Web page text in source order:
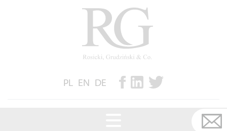
PL EN DE
listopad 2018
Senat przyjął nowelizację ustawy o rybołówstwie
poprawek ustawę z dnia 9 listopada 2018 r. o zmianie
ustawy o rybołówstwie morskim oraz niektórych
Nowelizacja przewiduje m.in. utworzenie centralnego